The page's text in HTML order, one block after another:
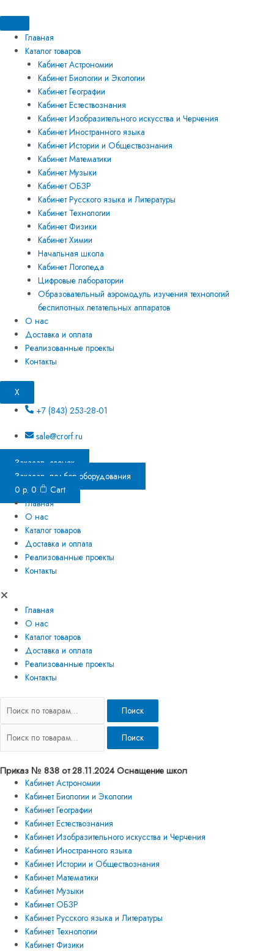
к
содержимому
Главная
Каталог товаров
Кабинет Астрономии
Кабинет Биологии и Экологии
Кабинет Географии
Кабинет Естествознания
Кабинет Изобразительного искусства и Черчения
Кабинет Иностранного языка
Кабинет Истории и Обществознания
Кабинет Математики
Кабинет Музыки
Кабинет ОБЗР
Кабинет Русского языка и Литературы
Кабинет Технологии
Кабинет Физики
Кабинет Химии
Начальная школа
Кабинет Логопеда
Цифровые лаборатории
Образовательный аэромодуль изучения технологий
беспилотных летательных аппаратов
О нас
Доставка и оплата
Реализованные проекты
Контакты
X
+7 (843) 253-28-01
sale@crorf.ru
Заказать звонок
Заказать подбор оборудования
0 р. 0
Cart
Главная
О нас
Каталог товаров
Доставка и оплата
Реализованные проекты
Контакты
Главная
О нас
Каталог товаров
Доставка и оплата
Реализованные проекты
Контакты
Поиск
Поиск
Приказ № 838 от 28.11.2024 Оснащение школ
Кабинет Астрономии
Кабинет Биологии и Экологии
Кабинет Географии
Кабинет Естествознания
Кабинет Изобразительного искусства и Черчения
Кабинет Иностранного языка
Кабинет Истории и Обществознания
Кабинет Математики
Кабинет Музыки
Кабинет ОБЗР
Кабинет Русского языка и Литературы
Кабинет Технологии
Кабинет Физики
товара
Прибор
исследования
звуковых